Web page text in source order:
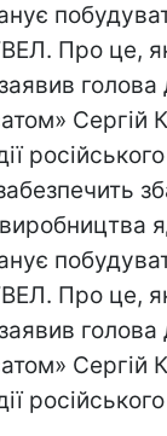
Про це,
Сергій
Про це,
Сергій